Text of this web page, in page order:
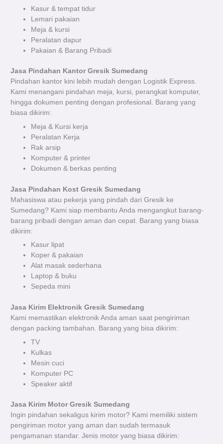
Kasur & tempat tidur
Lemari pakaian
Meja & kursi
Peralatan dapur
Pakaian & Barang Pribadi
Jasa Pindahan Kantor Gresik Sumedang
Pindahan kantor kini lebih mudah dengan Logistik Express.
Kami menangani pindahan meja, kursi, perangkat komputer,
hingga dokumen penting dengan profesional. Barang yang
biasa dikirim:
Meja & Kursi kerja
Peralatan Kerja
Rak arsip
Komputer & printer
Dokumen & berkas penting
Jasa Pindahan Kost Gresik Sumedang
Mahasiswa atau pekerja yang pindah dari Gresik ke
Sumedang? Kami siap membantu Anda mengangkut barang-
barang pribadi dengan aman dan cepat. Barang yang biasa
dikirim:
Kasur lipat
Koper & pakaian
Alat masak sederhana
Laptop & buku
Sepeda mini
Jasa Kirim Elektronik Gresik Sumedang
Kami memastikan elektronik Anda aman saat pengiriman
dengan packing tambahan. Barang yang bisa dikirim:
TV
Kulkas
Mesin cuci
Komputer PC
Speaker aktif
Jasa Kirim Motor Gresik Sumedang
Ingin pindahan sekaligus kirim motor? Kami memiliki sistem
pengiriman motor yang aman dan sudah termasuk
pengamanan standar. Jenis motor yang biasa dikirim: